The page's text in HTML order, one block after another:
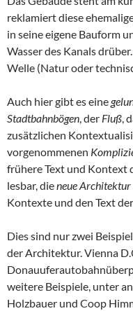
reklamiert diese
in seine eigene Bauform
Wasser des Kanals
Welle (Natur oder
Auch hier gibt es eine
Stadtbahnbögen, der Fluß,
zusätzlichen
vorgenommenen
frühere Text und
lesbar, dieneue Architektur
Kontexte und den Text
Dies sind nur zwei
der Architektur. Vienna
weitere Beispiele, unter
Holzbauer und Coop